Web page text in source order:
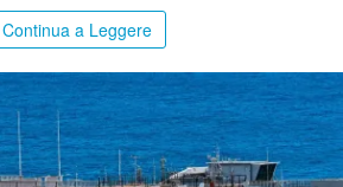
Continua a Leggere